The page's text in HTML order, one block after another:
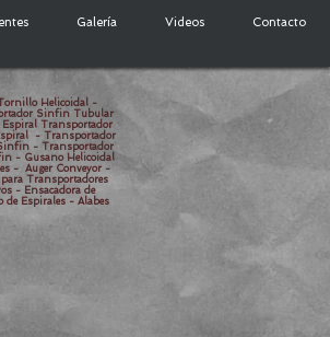
Galería Videos Contacto
Helicoidal -
Sinfin Tubular
Espiral Transportador
- Transportador
- Transportador
- Gusano Helicoidal
- Auger Conveyor -
Transportadores
- Ensacadora de
de Espirales - Alabes